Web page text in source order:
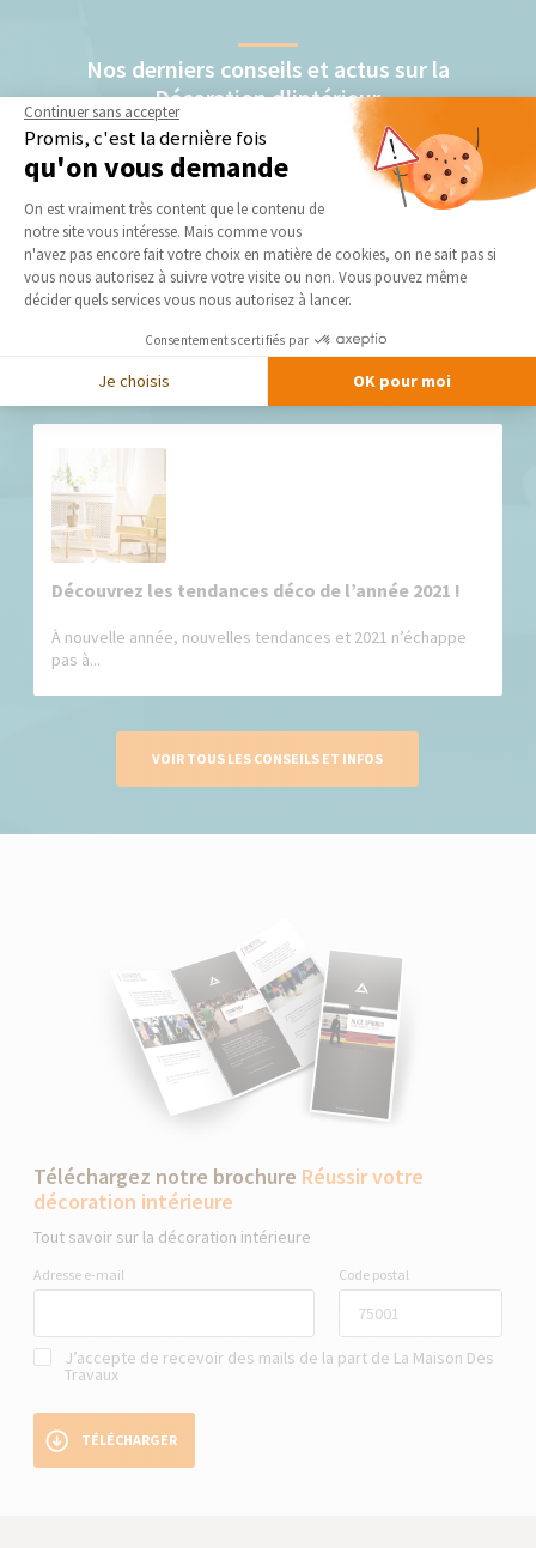
Nos derniers conseils et actus sur la
Décoration d'intérieur
Tendances déco 2024 (BRIE-COMTE-ROBERT
Découvrez les tendances déco de l’année 2021 !
À nouvelle année, nouvelles tendances et 2021 n’échappe
pas à...
VOIR TOUS LES CONSEILS ET INFOS
Téléchargez notre brochure Réussir votre
décoration intérieure
Tout savoir sur la décoration intérieure
Adresse e-mail Code postal
J’accepte de recevoir des mails de la part de La Maison Des
Travaux
TÉLÉCHARGER
Continuer sans accepter
Promis, c'est la dernière fois
qu'on vous demande
Plateforme de Gestion du
On est vraiment très content que le contenu de
notre site vous intéresse. Mais comme vous
n'avez pas encore fait votre choix en matière de cookies, on ne sait pas si
vous nous autorisez à suivre votre visite ou non. Vous pouvez même
décider quels services vous nous autorisez à lancer.
Consentements certifiés par
Je choisis OK pour moi
Axeptio consent